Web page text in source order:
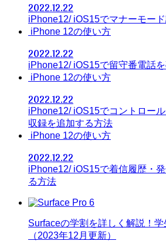
2022.12.22
iPhone12/ iOS15でマナーモー
iPhone 12の使い方
2022.12.22
iPhone12/ iOS15で留守番電話
iPhone 12の使い方
2022.12.22
iPhone12/ iOS15でコントロー
収録を追加する方法
iPhone 12の使い方
2022.12.22
iPhone12/ iOS15で着信履歴・
る方法
Surfaceの学割を詳しく解説！
（2023年12月更新）